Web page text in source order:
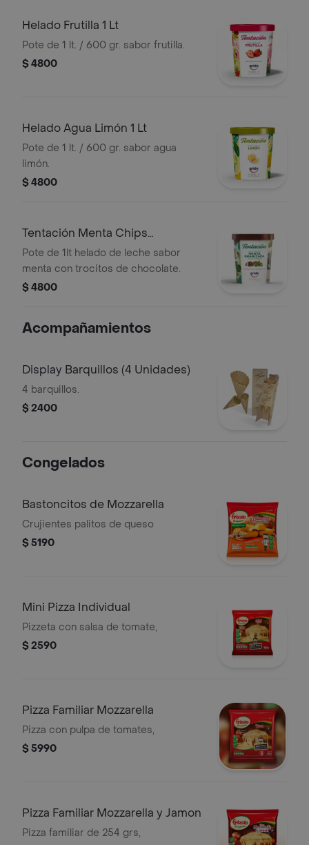
Helado Frutilla 1 Lt
Pote de 1 lt. / 600 gr. sabor frutilla.
$ 4800
Helado Agua Limón 1 Lt
Pote de 1 lt. / 600 gr. sabor agua
limón.
$ 4800
Tentación Menta Chips
Chocolate
Pote de 1lt helado de leche sabor
menta con trocitos de chocolate.
$ 4800
Acompañamientos
Display Barquillos (4 Unidades)
4 barquillos.
$ 2400
Congelados
Bastoncitos de Mozzarella
Crujientes palitos de queso
$ 5190
Mini Pizza Individual
Pizzeta con salsa de tomate,
$ 2590
Pizza Familiar Mozzarella
Pizza con pulpa de tomates,
$ 5990
Pizza Familiar Mozzarella y Jamon
Pizza familiar de 254 grs,